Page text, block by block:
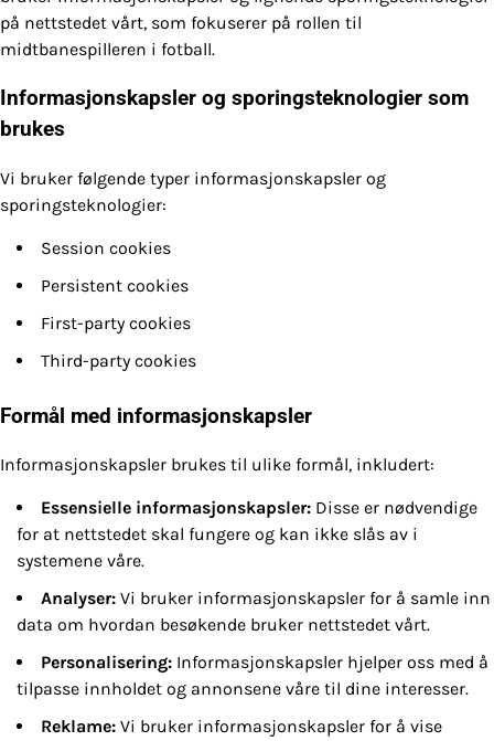
på nettstedet vårt, som fokuserer på rollen til
midtbanespilleren i fotball.
Informasjonskapsler og sporingsteknologier som
brukes
Vi bruker følgende typer informasjonskapsler og
sporingsteknologier:
Session cookies
Persistent cookies
First-party cookies
Third-party cookies
Formål med informasjonskapsler
Informasjonskapsler brukes til ulike formål, inkludert:
Essensielle informasjonskapsler: Disse er nødvendige
for at nettstedet skal fungere og kan ikke slås av i
systemene våre.
Analyser: Vi bruker informasjonskapsler for å samle inn
data om hvordan besøkende bruker nettstedet vårt.
Personalisering: Informasjonskapsler hjelper oss med å
tilpasse innholdet og annonsene våre til dine interesser.
Reklame: Vi bruker informasjonskapsler for å vise